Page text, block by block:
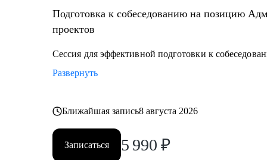
Подготовка к собеседованию на позицию
проектов
Сессия для эффективной подготовки к
Развернуть
Ближайшая запись8 августа 2026
Записаться 5 990 ₽